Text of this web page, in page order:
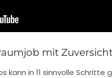
mit
kann in 11 sinnvolle